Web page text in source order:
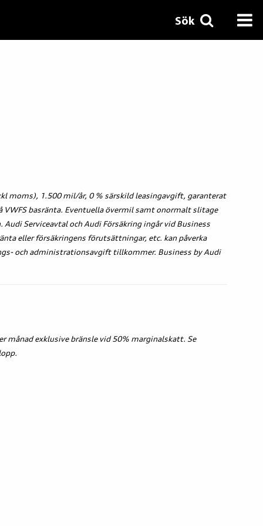
Sök
moms), 1.500 mil/år, 0 % särskild leasingavgift, garanterat
VWFS basränta. Eventuella övermil samt onormalt slitage
Serviceavtal och Audi Försäkring ingår vid Business
eller försäkringens förutsättningar, etc. kan påverka
och administrationsavgift tillkommer. Business by Audi
månad exklusive bränsle vid 50% marginalskatt. Se